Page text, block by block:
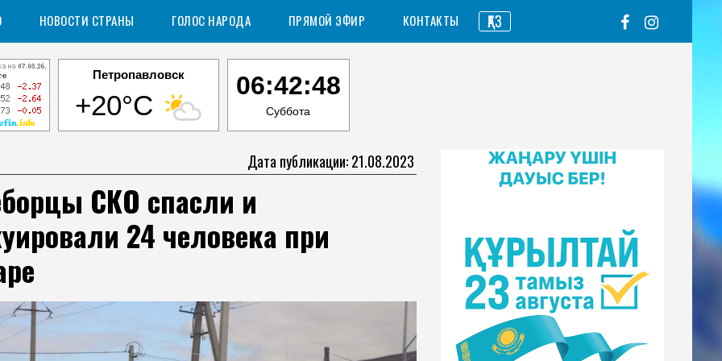
НОВОСТИ СТРАНЫ ГОЛОС НАРОДА ПРЯМОЙ ЭФИР КОНТАКТЫ ҚАЗ
Петропавловск
+20°C
06:42:49
Суббота
Дата публикации: 21.08.2023
СКО спасли и
24 человека при